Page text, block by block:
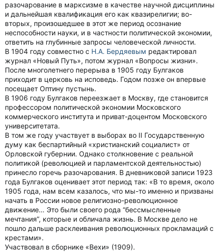
разочарование в марксизме в качестве научной дисциплины
и дальнейшая квалификация его как квазирелигии; во-
вторых, произошедшее в этот же период осознание
неспособности науки, и в частности политической экономии,
ответить на глубинные запросы человеческой личности.
В 1904 году совместно с Н.А. Бердяевым редактировал
журнал «Новый Путь», потом журнал «Вопросы жизни».
После многолетнего перерыва в 1905 году Булгаков
приходит в церковь на исповедь. Годом позже он впервые
посещает Оптину пустынь.
В 1906 году Булгаков переезжает в Москву, где становится
профессором политической экономии Московского
коммерческого института и приват-доцентом Московского
университетата.
В том же году участвует в выборах во II Государственную
думу как беспартийный «христианский социалист» от
Орловской губернии. Однако столкновение с реальной
политикой (революцией и парламентской деятельностью)
принесло горечь разочарования. В дневниковой записи 1923
года Булгаков оценивает этот период так: «В то время, около
1905 года, нам всем казалось, что мы-то именно и призваны
начать в России новое религиозно-революционное
движение… Это были своего рода “бессмысленные
мечтания”, которые и обличала жизнь. В Москве дело не
пошло дальше расклеивания революционных прокламаций с
крестами».
Участвовал в сборнике «Вехи» (1909).